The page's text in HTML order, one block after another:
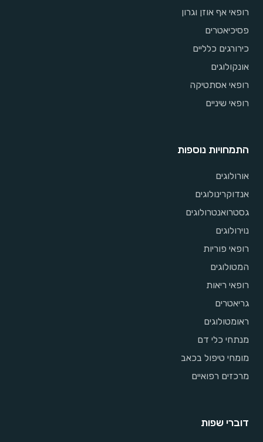
רופאי אף אוזן וגרון
פסיכיאטרים
כירורגים כלליים
אונקולוגים
רופאי אסתטיקה
רופאי שיניים
התמחויות נוספות
אורולוגים
אנדוקרינולוגים
גסטרואנטרולוגים
נוירולוגים
רופאי פוריות
המטולוגים
רופאי ריאות
גריאטרים
ראומטולוגים
מנתחי כלי דם
מומחי טיפול בכאב
מרכזים רפואיים
דוברי שפות